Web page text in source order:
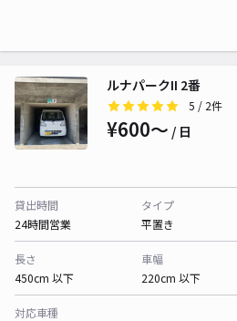
ルナパークII 2番
5 / 2件
¥600〜 / 日
貸出時間
24時間営業
タイプ
平置き
長さ
450cm 以下
車幅
220cm 以下
対応車種